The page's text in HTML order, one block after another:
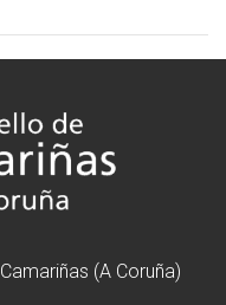
(A Coruña)